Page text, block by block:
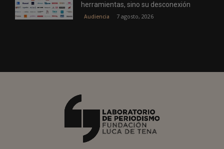
herramientas, sino su desconexión
Audiencia 7 agosto, 2026